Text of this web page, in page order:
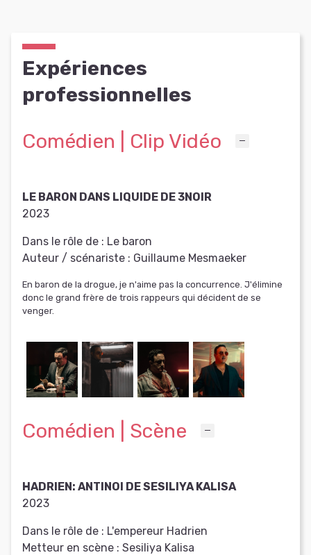
Expériences
professionnelles
Comédien | Clip Vidéo
LE BARON DANS LIQUIDE DE 3NOIR
2023
Dans le rôle de : Le baron
Auteur / scénariste : Guillaume Mesmaeker
En baron de la drogue, je n'aime pas la concurrence. J'élimine
donc le grand frère de trois rappeurs qui décident de se
venger.
Comédien | Scène
HADRIEN: ANTINOI DE SESILIYA KALISA
2023
Dans le rôle de : L'empereur Hadrien
Metteur en scène : Sesiliya Kalisa